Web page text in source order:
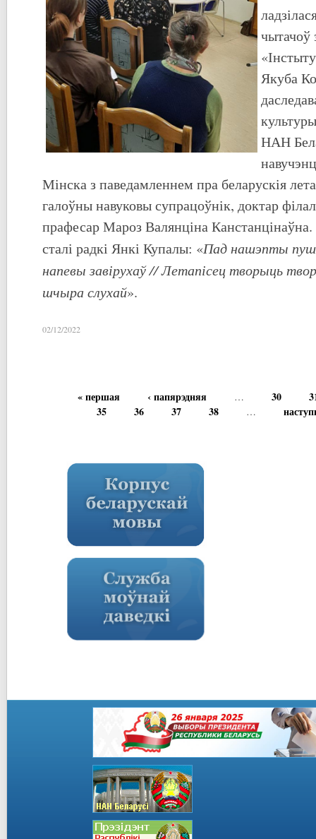
чытачоў
Якуба
НАН
Мінска з паведамленнем пра беларускія
галоўны навуковы супрацоўнік, доктар
прафесар Мароз Валянціна
сталі радкі Янкі Купалы: «Пад нашэпты
напевы завірухаў // Летапісец творыць
шчыра слухай».
02/12/2022
« першая ‹ папярэдняя … 30
35
36 37 38 …